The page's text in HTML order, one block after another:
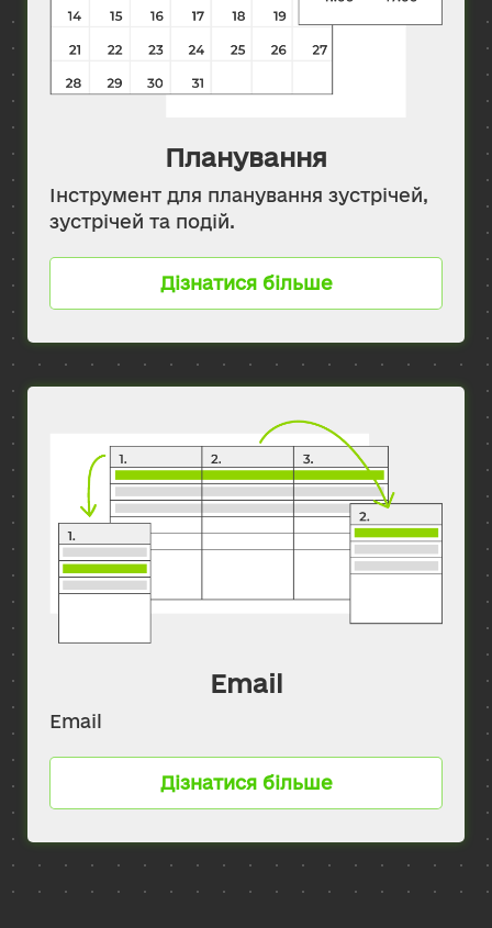
Планування
Інструмент для планування зустрічей,
зустрічей та подій.
Дізнатися більше
Email
Email
Дізнатися більше